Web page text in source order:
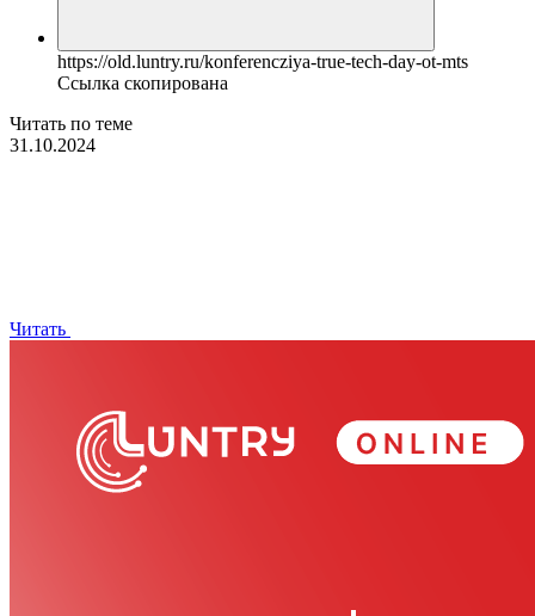
https://old.luntry.ru/konferencziya-true-tech-day-ot-mts
Ссылка скопирована
Читать по теме
31.10.2024
Читать